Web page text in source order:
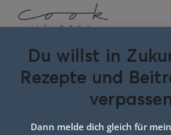
halloumi
gemüse
Du willst in
Rezepte und
Dann melde dich gleich für